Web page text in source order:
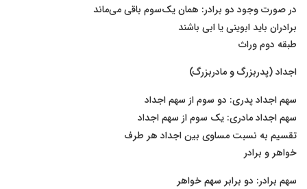
در صورت وجود دو برادر: همان یک‌سوم باقی می‌ماند
برادران باید ابوینی یا ابی باشند
طبقه دوم وراث
اجداد (پدربزرگ و مادربزرگ)
سهم اجداد پدری: دو سوم از سهم اجداد
سهم اجداد مادری: یک سوم از سهم اجداد
تقسیم به نسبت مساوی بین اجداد هر طرف
خواهر و برادر
سهم برادر: دو برابر سهم خواهر